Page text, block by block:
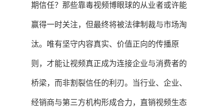
期信任？那些靠毒视频博眼球的从业者或许能
赢得一时关注，但最终将被法律制裁与市场淘
汰。唯有坚守内容真实、价值正向的传播原
则，才能让视频真正成为连接企业与消费者的
桥梁，而非割裂信任的利刃。当行业、企业、
经销商与第三方机构形成合力，直销视频生态